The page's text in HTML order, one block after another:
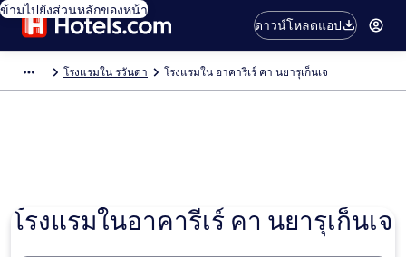
ข้ามไปยังส่วนหลักของหน้า
ดาวน์โหลดแอป
โรงแรมใน รวันดา โรงแรมใน อาคารีเร์ คา นยารุเก็นเจ
โรงแรมในอาคารีเร์ คา นยารุเก็นเจ